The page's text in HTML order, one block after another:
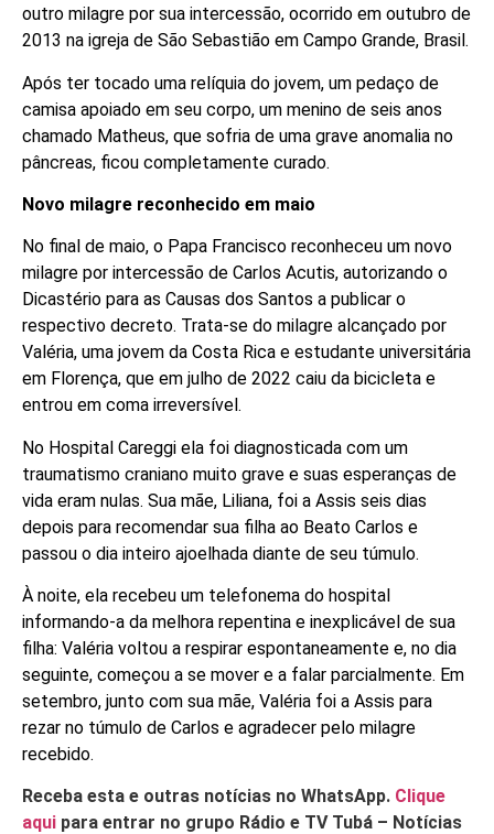
outro milagre por sua intercessão, ocorrido em outubro de
2013 na igreja de São Sebastião em Campo Grande, Brasil.
Após ter tocado uma relíquia do jovem, um pedaço de
camisa apoiado em seu corpo, um menino de seis anos
chamado Matheus, que sofria de uma grave anomalia no
pâncreas, ficou completamente curado.
Novo milagre reconhecido em maio
No final de maio, o Papa Francisco reconheceu um novo
milagre por intercessão de Carlos Acutis, autorizando o
Dicastério para as Causas dos Santos a publicar o
respectivo decreto. Trata-se do milagre alcançado por
Valéria, uma jovem da Costa Rica e estudante universitária
em Florença, que em julho de 2022 caiu da bicicleta e
entrou em coma irreversível.
No Hospital Careggi ela foi diagnosticada com um
traumatismo craniano muito grave e suas esperanças de
vida eram nulas. Sua mãe, Liliana, foi a Assis seis dias
depois para recomendar sua filha ao Beato Carlos e
passou o dia inteiro ajoelhada diante de seu túmulo.
À noite, ela recebeu um telefonema do hospital
informando-a da melhora repentina e inexplicável de sua
filha: Valéria voltou a respirar espontaneamente e, no dia
seguinte, começou a se mover e a falar parcialmente. Em
setembro, junto com sua mãe, Valéria foi a Assis para
rezar no túmulo de Carlos e agradecer pelo milagre
recebido.
Receba esta e outras notícias no WhatsApp. Clique
aqui para entrar no grupo Rádio e TV Tubá – Notícias